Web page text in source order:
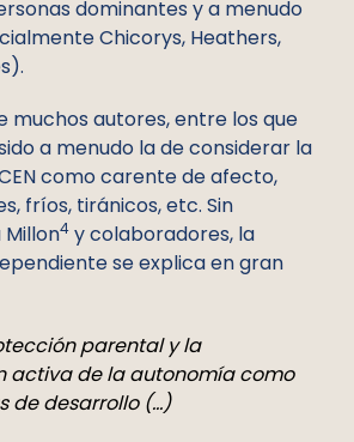
dominantes y a menudo
Chicorys, Heathers,
muchos autores, entre los que
a menudo la de considerar la
como carente de afecto,
fríos, tiránicos, etc. Sin
4 y colaboradores, la
se explica en gran
parental y la
activa de la autonomía como
de desarrollo (…)